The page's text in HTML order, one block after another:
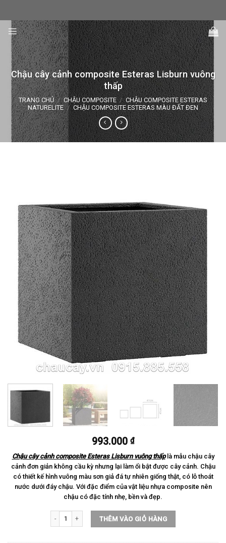
content
Chậu cây cảnh composite Esteras Lisburn vuông
thấp
TRANG CHỦ / CHẬU COMPOSITE / CHẬU COMPOSITE ESTERAS
NATURELITE / CHẬU COMPOSITE ESTERAS MÀU ĐẤT ĐEN
993.000 ₫
Chậu cây cảnh composite Esteras Lisburn vuông thấplà mẫu chậu cây
cảnh đơn giản không cầu kỳ nhưng lại làm ổi bật được cây cảnh. Chậu
có thiết kế hình vuông màu sơn giả đá tự nhiên giống thật, có lỗ thoát
nước dưới đáy chậu. Với đặc điểm của vật liệu nhựa composite nên
chậu có đặc tính nhẹ, bền và đẹp.
Chậu cây cảnh composite Esteras Lisburn vuông thấp số lượng
THÊM VÀO GIỎ HÀNG